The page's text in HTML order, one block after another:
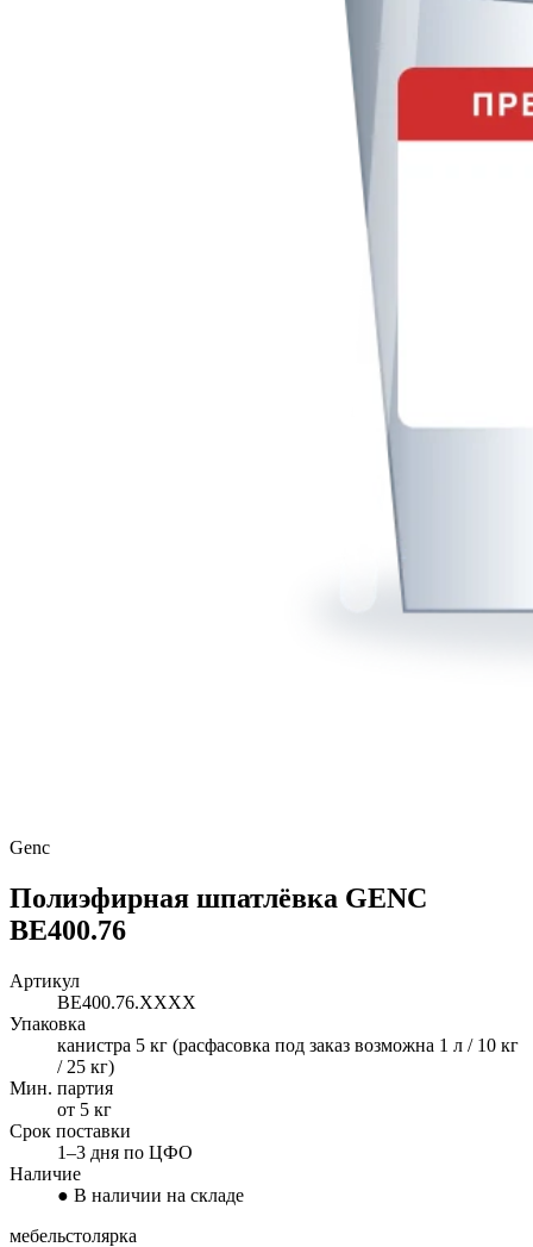
Genc
Полиэфирная шпатлёвка GENC
BE400.76
Артикул
BE400.76.XXXX
Упаковка
канистра 5 кг (расфасовка под заказ возможна 1 л / 10 кг
/ 25 кг)
Мин. партия
от 5 кг
Срок поставки
1–3 дня по ЦФО
Наличие
● В наличии на складе
мебельстолярка